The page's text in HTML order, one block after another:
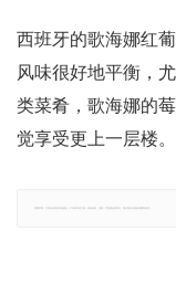
西班牙的歌海娜红
风味很好地平衡，
类菜肴，歌海娜的
觉享受更上一层楼。